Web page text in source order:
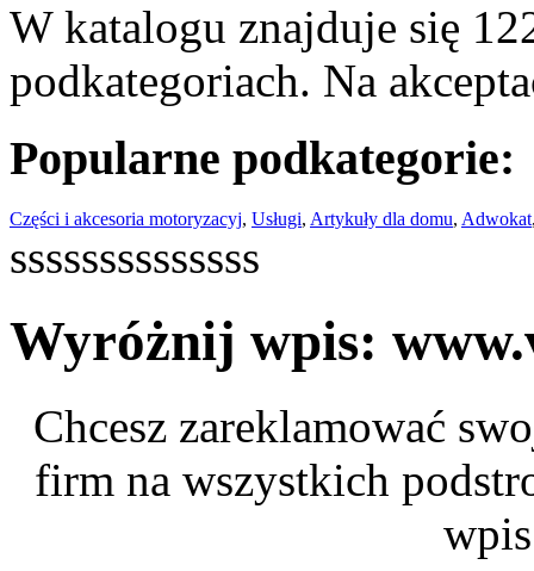
W katalogu znajduje się
podkategoriach. Na
Popularne podkategorie:
Części i akcesoria motoryzacyj, Usługi, Artykuły dla domu, Adwokat
ssssssssssssss
Wyróżnij wpis:
Chcesz zareklamować
firm na wszystkich